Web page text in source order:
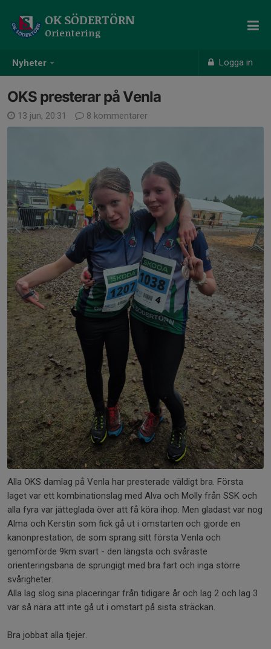
Nyheter Logga in
OK SÖDERTÖRN
Orientering
OKS presterar på Venla
13 jun, 20:31 8 kommentarer
Alla OKS damlag på Venla har presterade väldigt bra. Första
laget var ett kombinationslag med Alva och Molly från SSK och
alla fyra var jätteglada över att få köra ihop. Men gladast var nog
Alma och Kerstin som fick gå ut i omstarten och gjorde en
kanonprestation, de som sprang sitt första Venla och
genomförde 9km svart - den längsta och svåraste
orienteringsbana de sprungigt med bra fart och inga större
svårigheter.
Alla lag slog sina placeringar från tidigare år och lag 2 och lag 3
var så nära att inte gå ut i omstart på sista sträckan.
Bra jobbat alla tjejer.